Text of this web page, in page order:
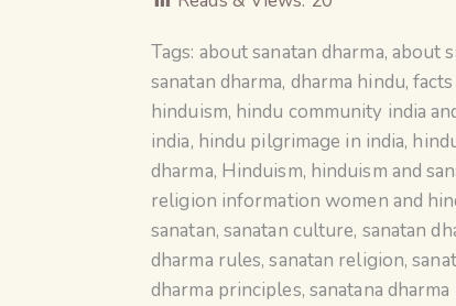
Tags: about sanatan dharma, about
sanatan dharma, dharma hindu,
hinduism, hindu community india
india, hindu pilgrimage in india,
dharma, Hinduism, hinduism and
religion information women and
sanatan, sanatan culture, sanatan
dharma rules,sanatan religion,
dharma principles, sanatana